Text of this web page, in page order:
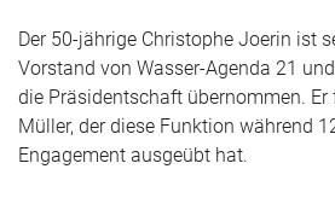
Der 50-jährige Christophe Joerin ist
Vorstand von Wasser-Agenda 21
die Präsidentschaft übernommen.
Müller, der diese Funktion während
Engagement ausgeübt hat.